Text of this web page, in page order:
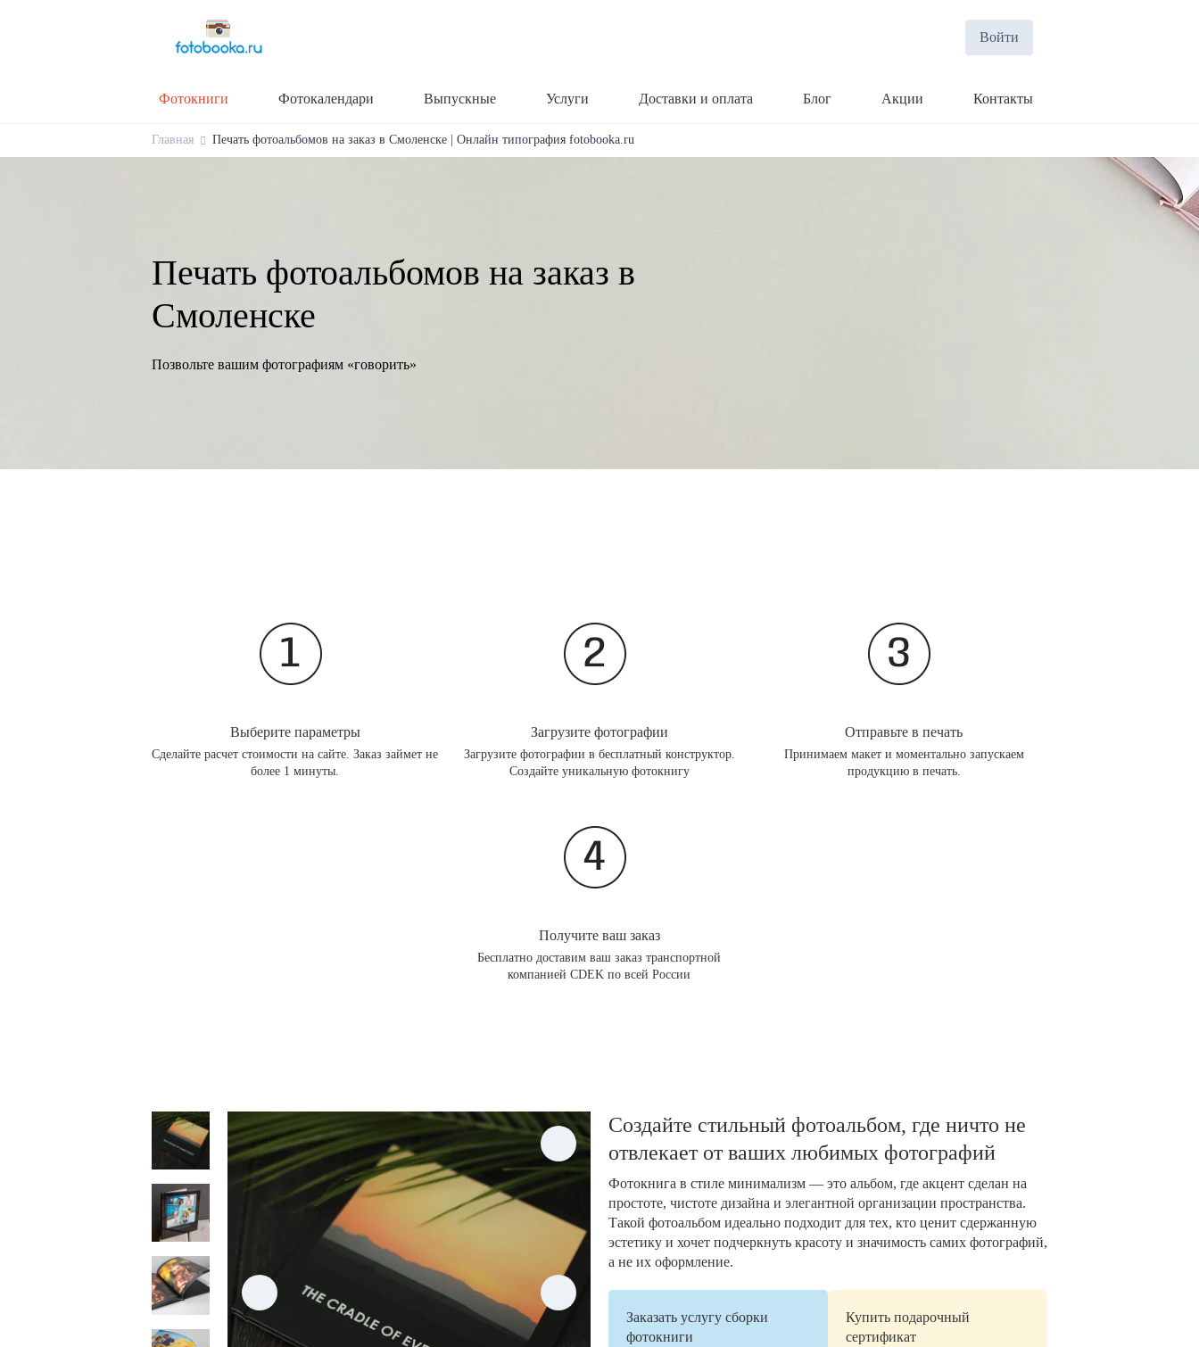
Войти
Фотокниги Фотокалендари Выпускные Услуги Доставки и оплата Блог Акции Контакты
Главная Печать фотоальбомов на заказ в Смоленске | Онлайн типография fotobooka.ru
Печать фотоальбомов на заказ в
Смоленске
Позвольте вашим фотографиям «говорить»
Выберите параметры
Сделайте расчет стоимости на сайте. Заказ займет не
более 1 минуты.
Загрузите фотографии
Загрузите фотографии в бесплатный конструктор.
Создайте уникальную фотокнигу
Отправьте в печать
Принимаем макет и моментально запускаем
продукцию в печать.
Получите ваш заказ
Бесплатно доставим ваш заказ транспортной
компанией CDEK по всей России
Создайте стильный фотоальбом, где ничто не
отвлекает от ваших любимых фотографий
Фотокнига в стиле минимализм — это альбом, где акцент сделан на
простоте, чистоте дизайна и элегантной организации пространства.
Такой фотоальбом идеально подходит для тех, кто ценит сдержанную
эстетику и хочет подчеркнуть красоту и значимость самих фотографий,
а не их оформление.
Заказать услугу сборки
фотокниги
Купить подарочный
сертификат